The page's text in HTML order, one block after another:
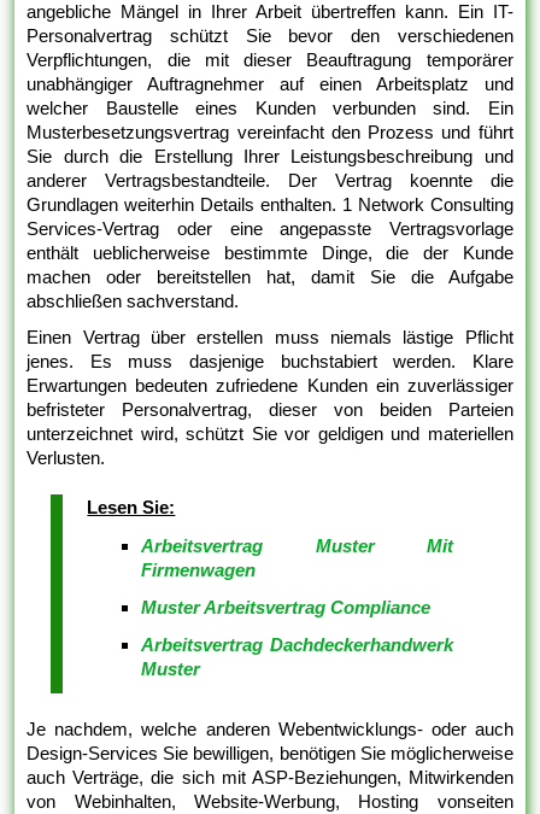
angebliche Mängel in Ihrer Arbeit übertreffen kann. Ein IT-
Personalvertrag schützt Sie bevor den verschiedenen
Verpflichtungen, die mit dieser Beauftragung temporärer
unabhängiger Auftragnehmer auf einen Arbeitsplatz und
welcher Baustelle eines Kunden verbunden sind. Ein
Musterbesetzungsvertrag vereinfacht den Prozess und führt
Sie durch die Erstellung Ihrer Leistungsbeschreibung und
anderer Vertragsbestandteile. Der Vertrag koennte die
Grundlagen weiterhin Details enthalten. 1 Network Consulting
Services-Vertrag oder eine angepasste Vertragsvorlage
enthält ueblicherweise bestimmte Dinge, die der Kunde
machen oder bereitstellen hat, damit Sie die Aufgabe
abschließen sachverstand.
Einen Vertrag über erstellen muss niemals lästige Pflicht
jenes. Es muss dasjenige buchstabiert werden. Klare
Erwartungen bedeuten zufriedene Kunden ein zuverlässiger
befristeter Personalvertrag, dieser von beiden Parteien
unterzeichnet wird, schützt Sie vor geldigen und materiellen
Verlusten.
Lesen Sie:
Arbeitsvertrag Muster Mit
Firmenwagen
Muster Arbeitsvertrag Compliance
Arbeitsvertrag Dachdeckerhandwerk
Muster
Je nachdem, welche anderen Webentwicklungs- oder auch
Design-Services Sie bewilligen, benötigen Sie möglicherweise
auch Verträge, die sich mit ASP-Beziehungen, Mitwirkenden
von Webinhalten, Website-Werbung, Hosting vonseiten